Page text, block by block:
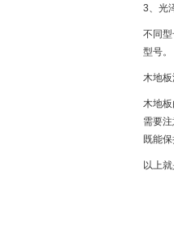
3、光
不同
型号。
木地
木地
需要
既能
以上